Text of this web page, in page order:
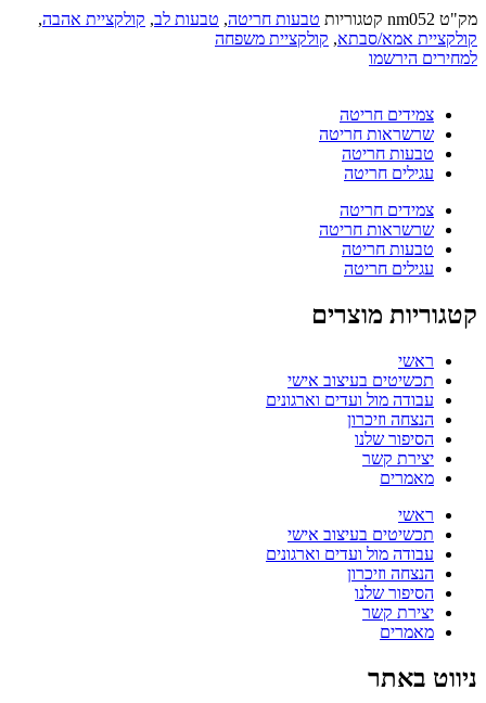
מק"ט nm052 קטגוריות טבעות חריטה, טבעות לב, קולקציית אהבה,
קולקציית אמא/סבתא, קולקציית משפחה
למחירים הירשמו
צמידים חריטה
שרשראות חריטה
טבעות חריטה
עגילים חריטה
צמידים חריטה
שרשראות חריטה
טבעות חריטה
עגילים חריטה
קטגוריות מוצרים
ראשי
תכשיטים בעיצוב אישי
עבודה מול ועדים וארגונים
הנצחה וזיכרון
הסיפור שלנו
יצירת קשר
מאמרים
ראשי
תכשיטים בעיצוב אישי
עבודה מול ועדים וארגונים
הנצחה וזיכרון
הסיפור שלנו
יצירת קשר
מאמרים
ניווט באתר